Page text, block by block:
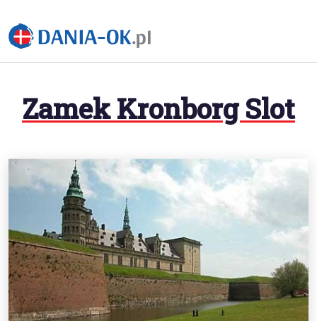
Zamek Kronborg Slot